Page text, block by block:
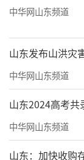
中华网山东频道
山东发布山洪灾
中华网山东频道
山东2024高考
中华网山东频道
山东：加快收购